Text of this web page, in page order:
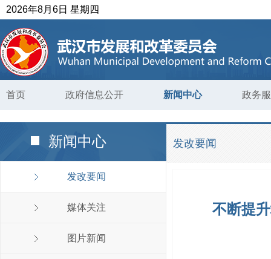
2026年8月6日 星期四
首页 政府信息公开 新闻中心 政务
新闻中心
发改要闻
媒体关注
图片新闻
发改要闻
不断提